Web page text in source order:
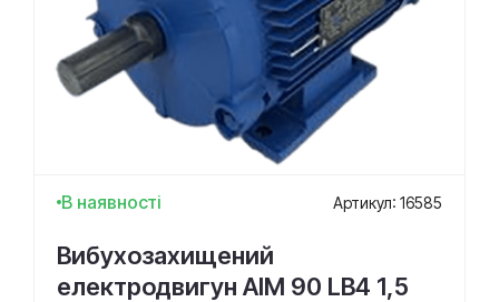
В наявності Артикул: 16585
Вибухозахищений
електродвигун АІМ 90 LВ4 1,5